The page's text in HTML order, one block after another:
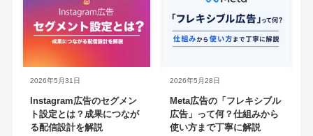
Instagram広告のセグメン
ト設定とは？成果につなが
る配信設計を解説
2026年5月31日
Meta広告の「フレキシブル
広告」って何？仕組みから
使い方まで丁寧に解説
2026年5月28日